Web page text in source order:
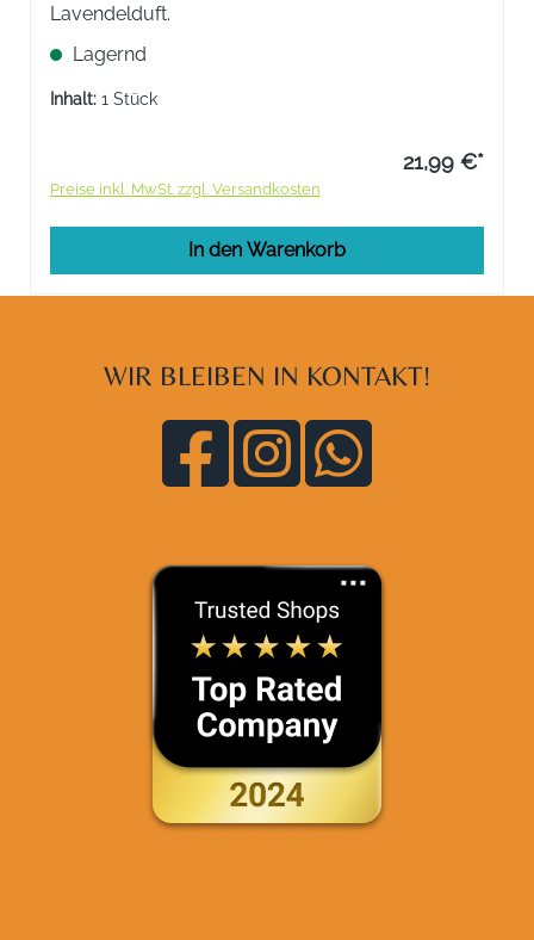
Lavendelduft.
Lagernd
Inhalt: 1 Stück
21,99 €*
Preise inkl. MwSt. zzgl. Versandkosten
In den Warenkorb
WIR BLEIBEN IN KONTAKT!